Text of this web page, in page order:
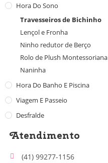
Hora Do Sono
Travesseiros de Bichinho
Lençol e Fronha
Ninho redutor de Berço
Rolo de Plush Montessoriana
Naninha
Hora Do Banho E Piscina
Viagem E Passeio
Desfralde
Atendimento
(41) 99277-1156